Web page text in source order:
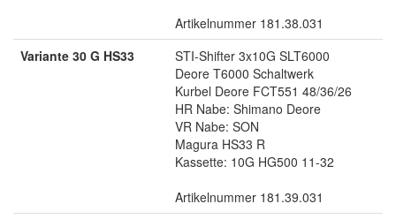
Artikelnummer 181.38.031
Variante 30 G HS33
STI-Shifter 3x10G SLT6000
Deore T6000 Schaltwerk
Kurbel Deore FCT551 48/36/26
HR Nabe: Shimano Deore
VR Nabe: SON
Magura HS33 R
Kassette: 10G HG500 11-32
Artikelnummer 181.39.031